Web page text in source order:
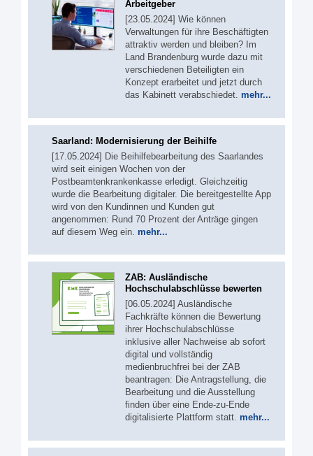
Arbeitgeber
[23.05.2024] Wie können
Verwaltungen für ihre Beschäftigten
attraktiv werden und bleiben? Im
Land Brandenburg wurde dazu mit
verschiedenen Beteiligten ein
Konzept erarbeitet und jetzt durch
das Kabinett verabschiedet. mehr...
Saarland: Modernisierung der Beihilfe
[17.05.2024] Die Beihilfebearbeitung des Saarlandes
wird seit einigen Wochen von der
Postbeamtenkrankenkasse erledigt. Gleichzeitig
wurde die Bearbeitung digitaler. Die bereitgestellte App
wird von den Kundinnen und Kunden gut
angenommen: Rund 70 Prozent der Anträge gingen
auf diesem Weg ein. mehr...
ZAB: Ausländische
Hochschulabschlüsse bewerten
[06.05.2024] Ausländische
Fachkräfte können die Bewertung
ihrer Hochschulabschlüsse
inklusive aller Nachweise ab sofort
digital und vollständig
medienbruchfrei bei der ZAB
beantragen: Die Antragstellung, die
Bearbeitung und die Ausstellung
finden über eine Ende-zu-Ende
digitalisierte Plattform statt. mehr...